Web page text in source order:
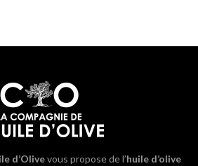
d’Olivevous propose de l’huile d’olive